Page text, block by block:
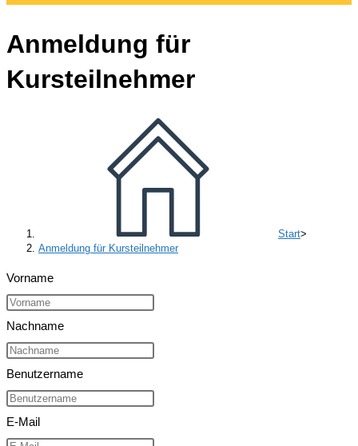
Anmeldung für
Kursteilnehmer
Start>
Anmeldung für Kursteilnehmer
Vorname
Nachname
Benutzername
E-Mail